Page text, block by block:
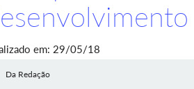
em: 29/05/18
Da Redação